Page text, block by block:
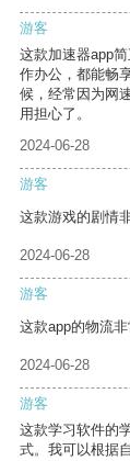
游客
这款加速器app
作办公，都能畅
候，经常因为网
用担心了。
2024-06-28
游客
这款游戏的剧情
2024-06-28
游客
这款app的物流
2024-06-28
游客
这款学习软件的
式。我可以根据